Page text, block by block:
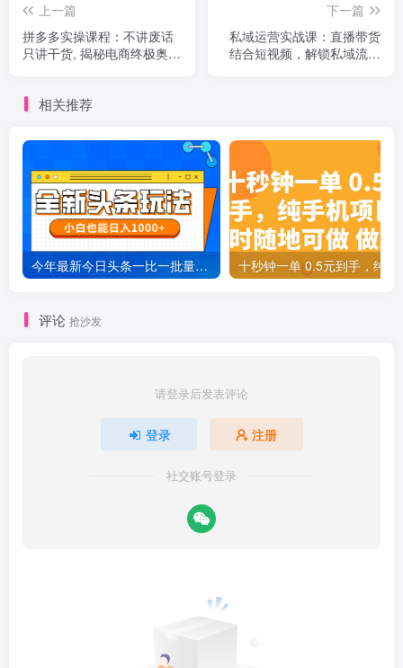
上一篇
拼多多实操课程：不讲废话
只讲干货, 揭秘电商终极奥
下一篇
私域运营实战课：直播带货
结合短视频，解锁私域流量
相关推荐
今年最新今日头条一比一批量搬砖，小白也可以日赚千元
评论 抢沙发
请登录后发表评论
登录 注册
社交账号登录